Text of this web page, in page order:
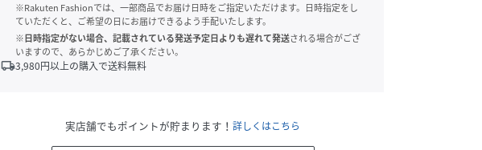
※Rakuten Fashionでは、一部商品でお届け日時をご指定いただけます。日時指定をし
ていただくと、ご希望の日にお届けできるよう手配いたします。
※日時指定がない場合、記載されている発送予定日よりも遅れて発送される場合がござ
いますので、あらかじめご了承ください。
local_shipping3,980円以上の購入で送料無料
実店舗でもポイントが貯まります！ 詳しくはこちら